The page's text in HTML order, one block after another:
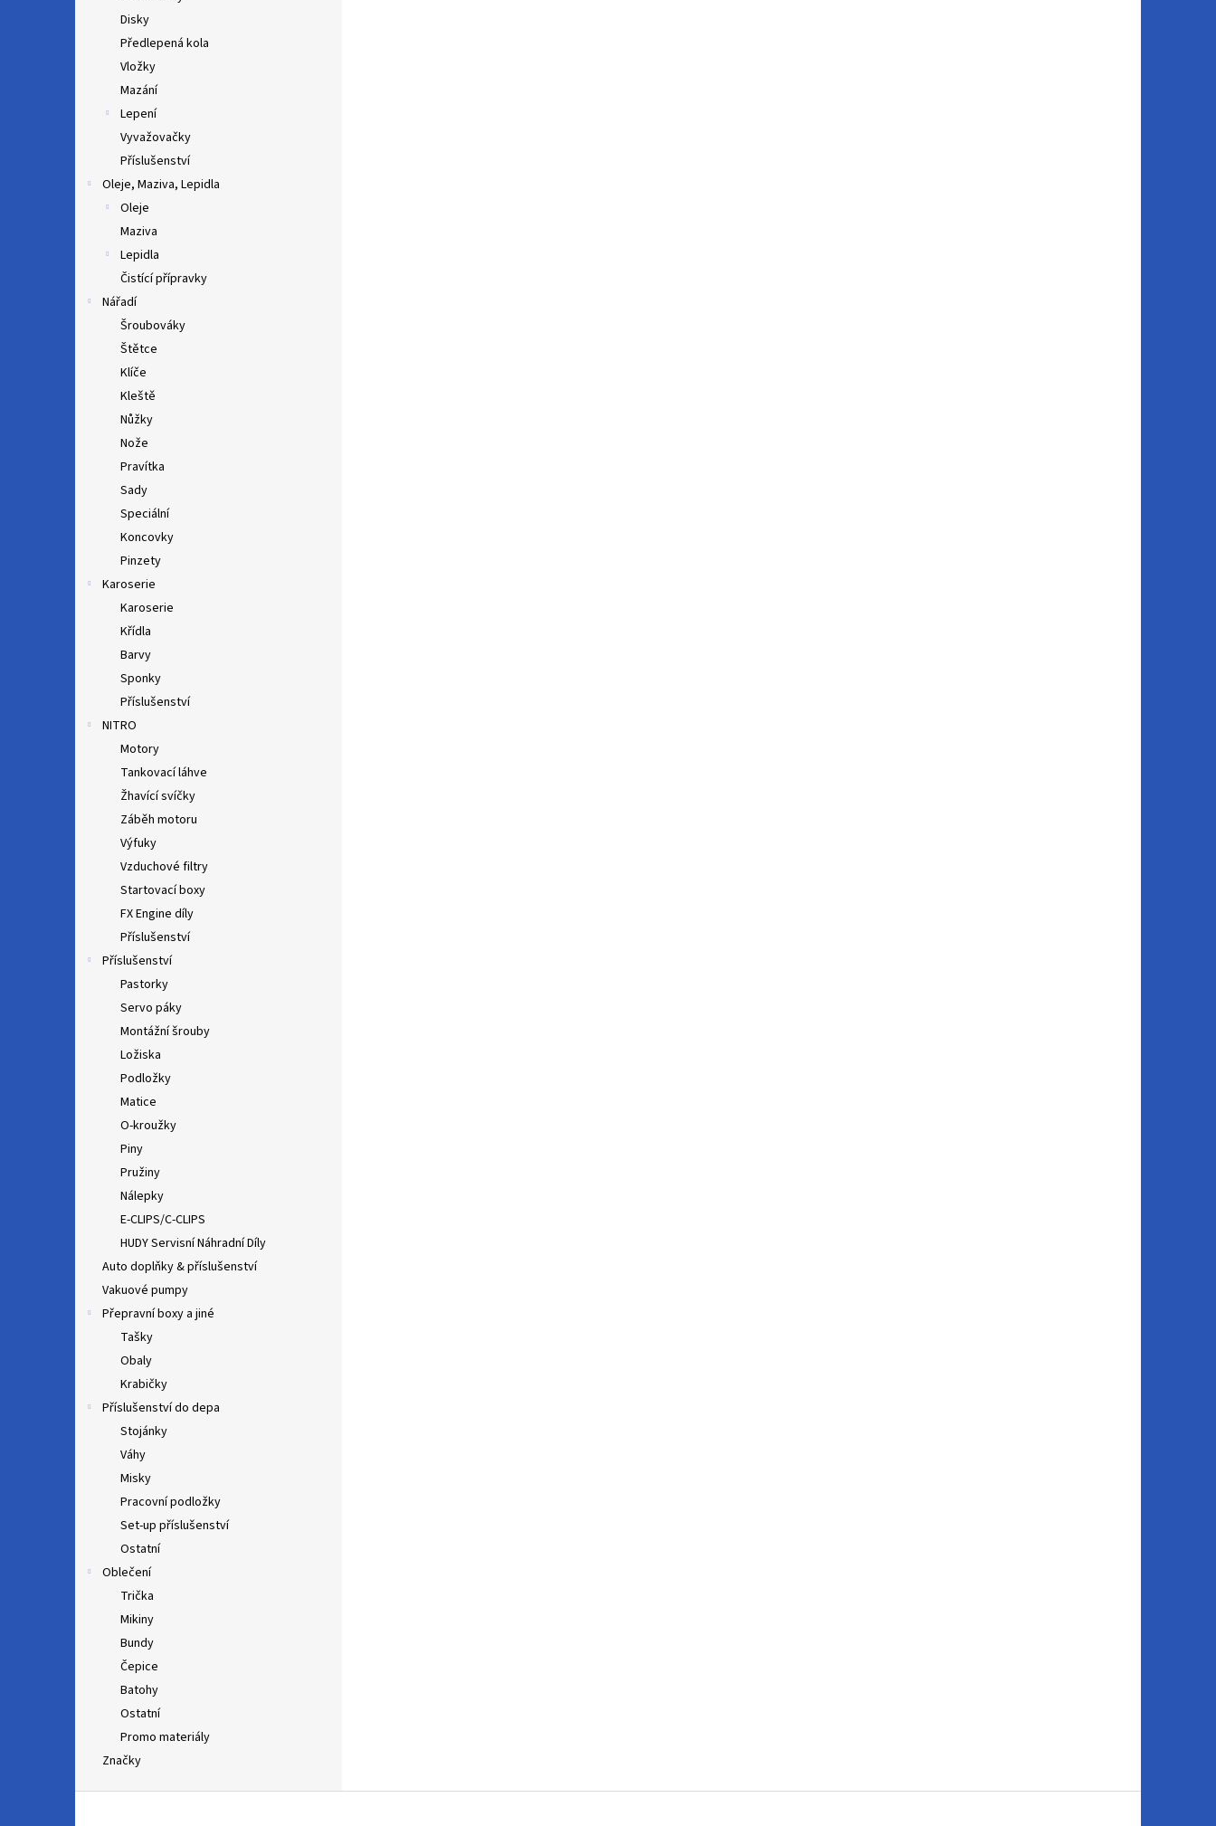
Disky
Předlepená kola
Vložky
Mazání
Lepení
Vyvažovačky
Příslušenství
Oleje, Maziva, Lepidla
Oleje
Maziva
Lepidla
Čistící přípravky
Nářadí
Šroubováky
Štětce
Klíče
Kleště
Nůžky
Nože
Pravítka
Sady
Speciální
Koncovky
Pinzety
Karoserie
Karoserie
Křídla
Barvy
Sponky
Příslušenství
NITRO
Motory
Tankovací láhve
Žhavící svíčky
Záběh motoru
Výfuky
Vzduchové filtry
Startovací boxy
FX Engine díly
Příslušenství
Příslušenství
Pastorky
Servo páky
Montážní šrouby
Ložiska
Podložky
Matice
O-kroužky
Piny
Pružiny
Nálepky
E-CLIPS/C-CLIPS
HUDY Servisní Náhradní Díly
Auto doplňky & příslušenství
Vakuové pumpy
Přepravní boxy a jiné
Tašky
Obaly
Krabičky
Příslušenství do depa
Stojánky
Váhy
Misky
Pracovní podložky
Set-up příslušenství
Ostatní
Oblečení
Trička
Mikiny
Bundy
Čepice
Batohy
Ostatní
Promo materiály
Značky